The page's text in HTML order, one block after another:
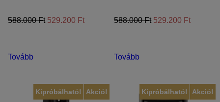
588.000 Ft 529.200 Ft
Tovább
588.000 Ft 529.200 Ft
Tovább
Akció!
Kipróbálható! Akció!
Kipróbálható!